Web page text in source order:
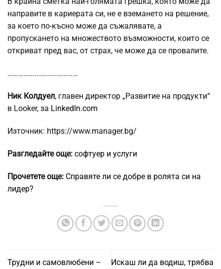
направите в кариерата си, не е вземането на решение,
за което по-късно може да съжалявате, а
пропускането на множеството възможности, които се
откриват пред вас, от страх, че може да се провалите.
…………………………………
Ник Колдуел, главен директор „Развитие на продукти“
в Looker, за LinkedIn.com
Източник: https://www.manager.bg/
Разгледайте още: софтуер и услуги
Прочетете още: Справяте ли се добре в ролята си на
лидер?
Трудни и самовлюбени –
Искаш ли да водиш, трябва